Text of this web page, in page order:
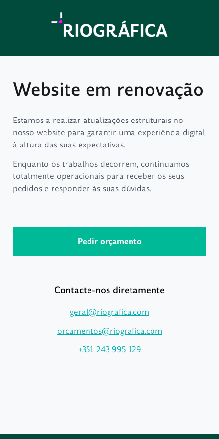
Website em renovação
Estamos a realizar atualizações estruturais no
nosso website para garantir uma experiência digital
à altura das suas expectativas.
Enquanto os trabalhos decorrem, continuamos
totalmente operacionais para receber os seus
pedidos e responder às suas dúvidas.
Pedir orçamento
Contacte-nos diretamente
geral@riografica.com
orcamentos@riografica.com
+351 243 995 129